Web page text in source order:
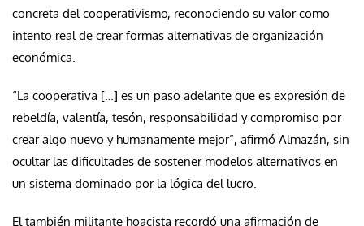
concreta del cooperativismo, reconociendo su valor como
intento real de crear formas alternativas de organización
económica.
“La cooperativa […] es un paso adelante que es expresión de
rebeldía, valentía, tesón, responsabilidad y compromiso por
crear algo nuevo y humanamente mejor”, afirmó Almazán, sin
ocultar las dificultades de sostener modelos alternativos en
un sistema dominado por la lógica del lucro.
El también militante hoacista recordó una afirmación de